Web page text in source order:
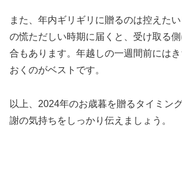
また、年内ギリギリに贈るのは控えた
の慌ただしい時期に届くと、受け取る
合もあります。年越しの一週間前には
おくのがベストです。
以上、2024年のお歳暮を贈るタイミン
謝の気持ちをしっかり伝えましょう。